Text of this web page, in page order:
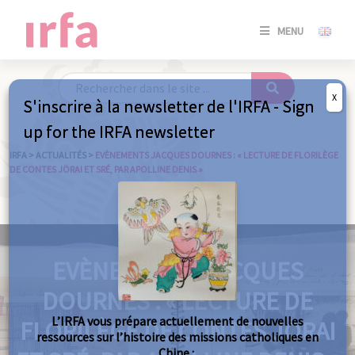
MENU
SE
/
IRFA > ACTUALITÉS > EVÈNEMENTS JACQUES DOURNES : « LECTURE DE FLORILÈGE
DE CONTES JÖRAI ET SRÉ, PAR APOLLINE DENIS »
EVÈNEMENTS JACQUES
DOURNES : « LECTURE DE
FLORILÈGE DE CONTES JÖRAI
S'inscrire à la newsletter de l'IRFA - Sign
up for the IRFA newsletter
L’IRFA vous prépare actuellement de nouvelles
ressources sur l’histoire des missions catholiques en
X